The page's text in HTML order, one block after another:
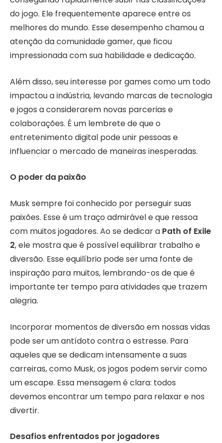
do jogo. Ele frequentemente aparece entre os
melhores do mundo. Esse desempenho chamou a
atenção da comunidade gamer, que ficou
impressionada com sua habilidade e dedicação.
Além disso, seu interesse por games como um todo
impactou a indústria, levando marcas de tecnologia
e jogos a considerarem novas parcerias e
colaborações. É um lembrete de que o
entretenimento digital pode unir pessoas e
influenciar o mercado de maneiras inesperadas.
O poder da paixão
Musk sempre foi conhecido por perseguir suas
paixões. Esse é um traço admirável e que ressoa
com muitos jogadores. Ao se dedicar a Path of Exile
2, ele mostra que é possível equilibrar trabalho e
diversão. Esse equilíbrio pode ser uma fonte de
inspiração para muitos, lembrando-os de que é
importante ter tempo para atividades que trazem
alegria.
Incorporar momentos de diversão em nossas vidas
pode ser um antídoto contra o estresse. Para
aqueles que se dedicam intensamente a suas
carreiras, como Musk, os jogos podem servir como
um escape. Essa mensagem é clara: todos
devemos encontrar um tempo para relaxar e nos
divertir.
Desafios enfrentados por jogadores